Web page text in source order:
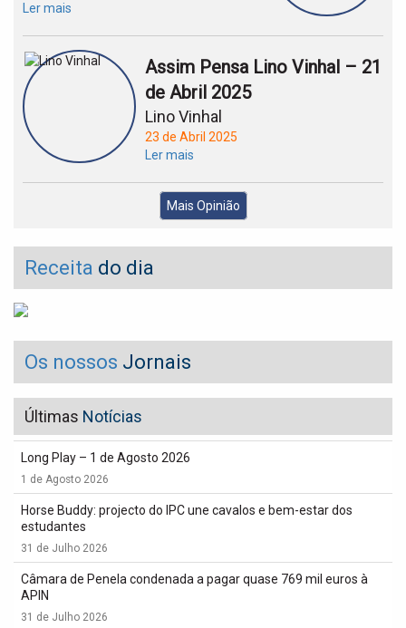
Ler mais
Assim Pensa Lino Vinhal – 21
de Abril 2025
Lino Vinhal
23 de Abril 2025
Ler mais
Mais Opinião
Receita do dia
Os nossos Jornais
Últimas Notícias
Long Play – 1 de Agosto 2026
1 de Agosto 2026
Horse Buddy: projecto do IPC une cavalos e bem-estar dos
estudantes
31 de Julho 2026
Câmara de Penela condenada a pagar quase 769 mil euros à
APIN
31 de Julho 2026